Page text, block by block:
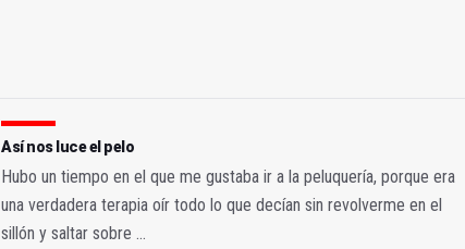
Así nos luce el pelo
Hubo un tiempo en el que me gustaba ir a la peluquería, porque era
una verdadera terapia oír todo lo que decían sin revolverme en el
sillón y saltar sobre ...